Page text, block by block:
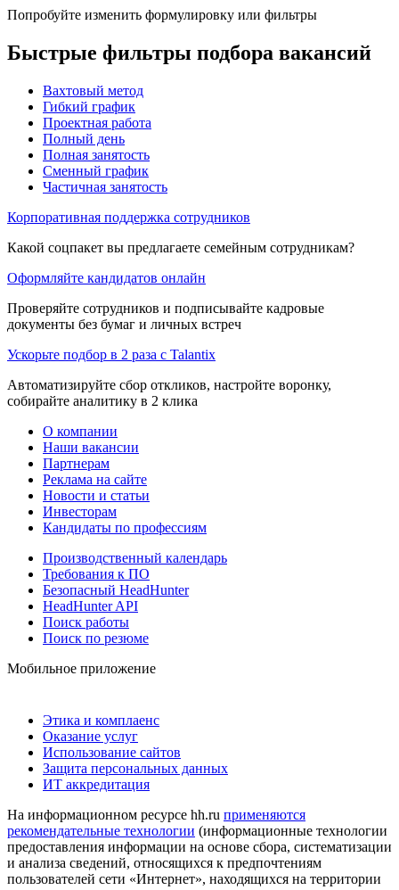
Попробуйте изменить формулировку или фильтры
Быстрые фильтры подбора вакансий
Вахтовый метод
Гибкий график
Проектная работа
Полный день
Полная занятость
Сменный график
Частичная занятость
Корпоративная поддержка сотрудников
Какой соцпакет вы предлагаете семейным сотрудникам?
Оформляйте кандидатов онлайн
Проверяйте сотрудников и подписывайте кадровые
документы без бумаг и личных встреч
Ускорьте подбор в 2 раза с Talantix
Автоматизируйте сбор откликов, настройте воронку,
собирайте аналитику в 2 клика
О компании
Наши вакансии
Партнерам
Реклама на сайте
Новости и статьи
Инвесторам
Кандидаты по профессиям
Производственный календарь
Требования к ПО
Безопасный HeadHunter
HeadHunter API
Поиск работы
Поиск по резюме
Мобильное приложение
Этика и комплаенс
Оказание услуг
Использование сайтов
Защита персональных данных
ИТ аккредитация
На информационном ресурсе hh.ru применяются
рекомендательные технологии (информационные технологии
предоставления информации на основе сбора, систематизации
и анализа сведений, относящихся к предпочтениям
пользователей сети «Интернет», находящихся на территории